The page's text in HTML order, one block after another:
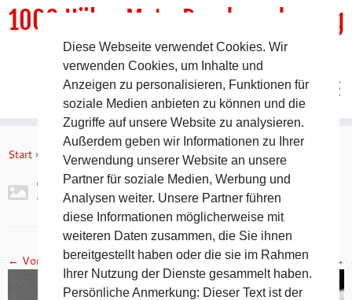
Inhalt
1000 HöhenMeterRundwanderweg
DER Rundwanderweg um Pommelsbrunn
Start » Gipfelbuch Ruine Lichtenstein » 2017-11-05 19.15.42
2017-11-05 19.15.42
← Vorheriges Nächstes →
Diese Webseite verwendet Cookies. Wir
verwenden Cookies, um Inhalte und
Anzeigen zu personalisieren, Funktionen für
soziale Medien anbieten zu können und die
Zugriffe auf unsere Website zu analysieren.
Außerdem geben wir Informationen zu Ihrer
Verwendung unserer Website an unsere
Partner für soziale Medien, Werbung und
Analysen weiter. Unsere Partner führen
diese Informationen möglicherweise mit
weiteren Daten zusammen, die Sie ihnen
bereitgestellt haben oder die sie im Rahmen
Ihrer Nutzung der Dienste gesammelt haben.
Persönliche Anmerkung: Dieser Text ist der